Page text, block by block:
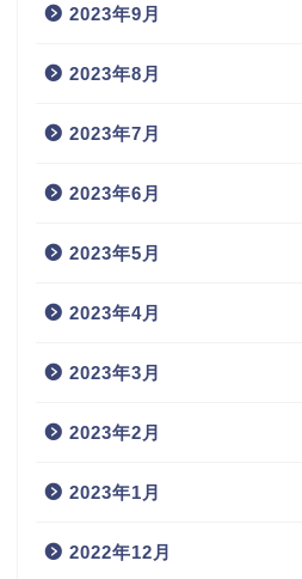
2023年9月
2023年8月
2023年7月
2023年6月
2023年5月
2023年4月
2023年3月
2023年2月
2023年1月
2022年12月